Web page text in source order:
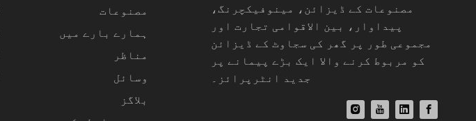
مصنوعات کے ڈیزائن، مینوفیکچرنگ،
پیداوار، بین الاقوامی تجارت اور
مجموعی طور پر گھر کی سجاوٹ کے ڈیزائن
کو مربوط کرنے والا ایک بڑے پیمانے پر
جدید انٹرپرائز۔
مصنوعات
ہمارے بارے میں
مناظر
وسائل
بلاگز